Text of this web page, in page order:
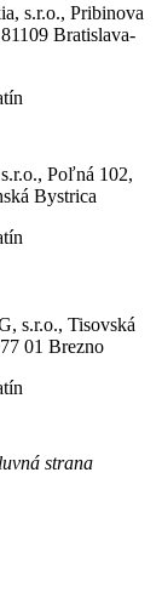
s.r.o., Pribinova
Bratislava-
Poľná 102,
Bystrica
s.r.o., Tisovská
01 Brezno
strana